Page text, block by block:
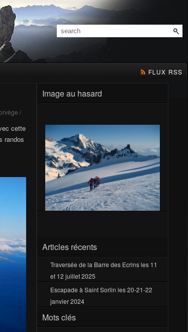
FLUX RSS
/
cette
randos
Image au hasard
Articles récents
Traversée de la Barre des Ecrins les 11
et 12 juillet 2025
Escapade à Saint Sorlin les 20-21-22
janvier 2024
Mots clés